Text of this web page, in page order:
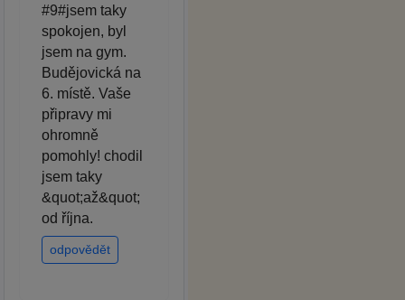
#9#jsem taky
spokojen, byl
jsem na gym.
Budějovická na
6. místě. Vaše
připravy mi
ohromně
pomohly! chodil
jsem taky
&quot;až&quot;
od října.
odpovědět